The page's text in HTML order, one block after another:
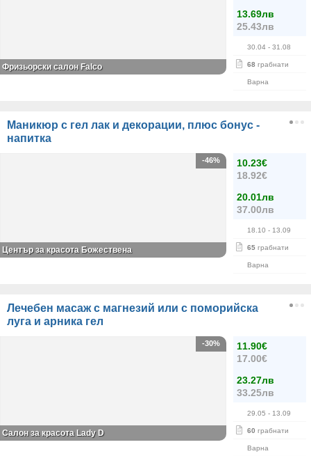
13.69лв
25.43лв
30.04 - 31.08
68 грабнати
Варна
Фризьорски салон Falco
Маникюр с гел лак и декорации, плюс бонус -
напитка
10.23€
18.92€
20.01лв
37.00лв
18.10 - 13.09
65 грабнати
Варна
-46%
Център за красота Божествена
Лечебен масаж с магнезий или с поморийска
луга и арника гел
11.90€
17.00€
23.27лв
33.25лв
29.05 - 13.09
60 грабнати
Варна
-30%
Салон за красота Lady D